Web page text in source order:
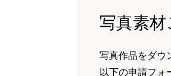
写真素
写真作品をダウ
以下の申請フォ